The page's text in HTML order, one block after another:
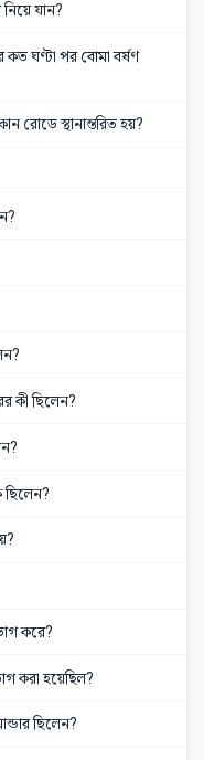
যান?
ঘণ্টা পর বোমা বর্ষণ
রোডে স্থানান্তরিত হয়?
কী ছিলেন?
করে?
করা হয়েছিল?
ছিলেন?